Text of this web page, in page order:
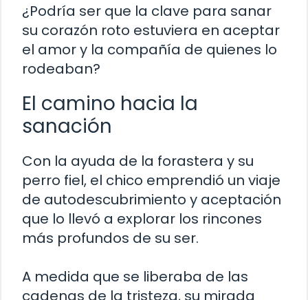
¿Podría ser que la clave para sanar
su corazón roto estuviera en aceptar
el amor y la compañía de quienes lo
rodeaban?
El camino hacia la
sanación
Con la ayuda de la forastera y su
perro fiel, el chico emprendió un viaje
de autodescubrimiento y aceptación
que lo llevó a explorar los rincones
más profundos de su ser.
A medida que se liberaba de las
cadenas de la tristeza, su mirada